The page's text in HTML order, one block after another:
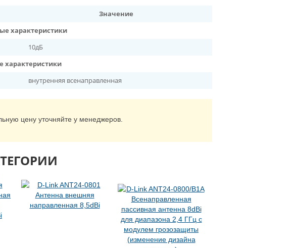
Значение
характеристики
10дБ
характеристики
внутренняя всенаправленная
цену уточняйте у менеджеров.